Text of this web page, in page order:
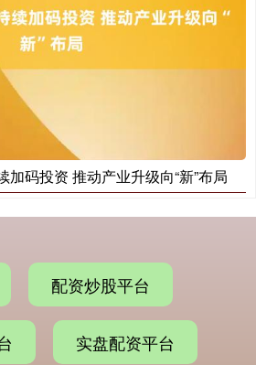
加码投资 推动产业升级向“新”布局
配资炒股平台
实盘配资平台